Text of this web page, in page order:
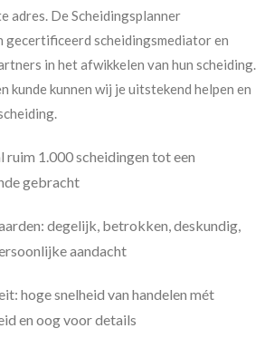
adres. De Scheidingsplanner
gecertificeerd scheidingsmediator en
in het afwikkelen van hun scheiding.
kunde kunnen wij je uitstekend helpen en
ruim 1.000 scheidingen tot een
gebracht
degelijk, betrokken, deskundig,
aandacht
hoge snelheid van handelen mét
en oog voor details